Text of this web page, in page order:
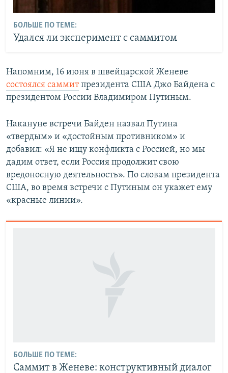
БОЛЬШЕ ПО ТЕМЕ:
Удался ли эксперимент с саммитом
Напомним, 16 июня в швейцарской Женеве
состоялся саммитпрезидента США Джо Байдена с
президентом России Владимиром Путиным.
Накануне встречи Байден назвал Путина
«твердым» и «достойным противником» и
добавил: «Я не ищу конфликта с Россией, но мы
дадим ответ, если Россия продолжит свою
вредоносную деятельность». По словам президента
США, во время встречи с Путиным он укажет ему
«красные линии».
БОЛЬШЕ ПО ТЕМЕ:
Саммит в Женеве: конструктивный диалог